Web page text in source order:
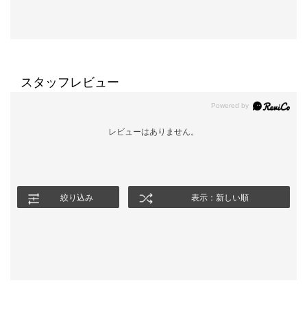
スタッフレビュー
レビューはありません。
絞り込み 表示：新しい順